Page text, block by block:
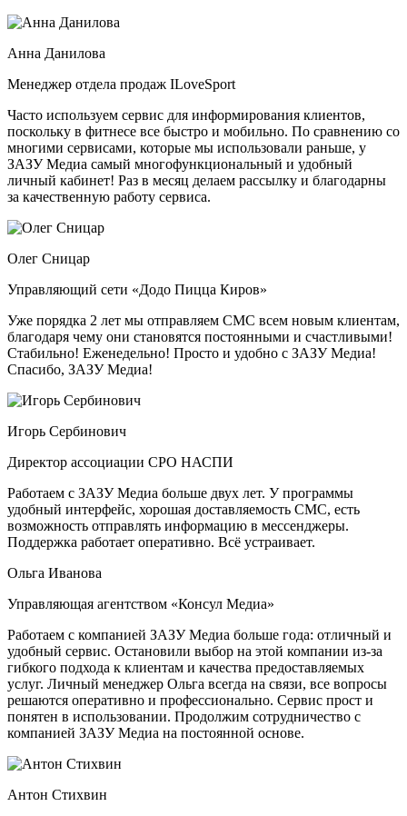
Анна Данилова
Менеджер отдела продаж ILoveSport
Часто используем сервис для информирования клиентов,
поскольку в фитнесе все быстро и мобильно. По сравнению со
многими сервисами, которые мы использовали раньше, у
ЗАЗУ Медиа самый многофункциональный и удобный
личный кабинет! Раз в месяц делаем рассылку и благодарны
за качественную работу сервиса.
Олег Сницар
Управляющий сети «Додо Пицца Киров»
Уже порядка 2 лет мы отправляем СМС всем новым клиентам,
благодаря чему они становятся постоянными и счастливыми!
Стабильно! Еженедельно! Просто и удобно с ЗАЗУ Медиа!
Спасибо, ЗАЗУ Медиа!
Игорь Сербинович
Директор ассоциации СРО НАСПИ
Работаем с ЗАЗУ Медиа больше двух лет. У программы
удобный интерфейс, хорошая доставляемость СМС, есть
возможность отправлять информацию в мессенджеры.
Поддержка работает оперативно. Всё устраивает.
Ольга Иванова
Управляющая агентством «Консул Медиа»
Работаем с компанией ЗАЗУ Медиа больше года: отличный и
удобный сервис. Остановили выбор на этой компании из-за
гибкого подхода к клиентам и качества предоставляемых
услуг. Личный менеджер Ольга всегда на связи, все вопросы
решаются оперативно и профессионально. Сервис прост и
понятен в использовании. Продолжим сотрудничество с
компанией ЗАЗУ Медиа на постоянной основе.
Антон Стихвин